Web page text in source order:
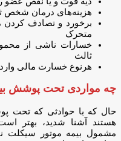
هزینه‌های درمان شخص
برخورد و تصادف کردن
متحرک
خسارات ناشی از
ثالث
هرنوع خسارت مالی
چه مواردی تحت پوشش
حال که با حوادثی که تحت
هستند آشنا شدید، بهتر
مشمول بیمه موتور سیکلت